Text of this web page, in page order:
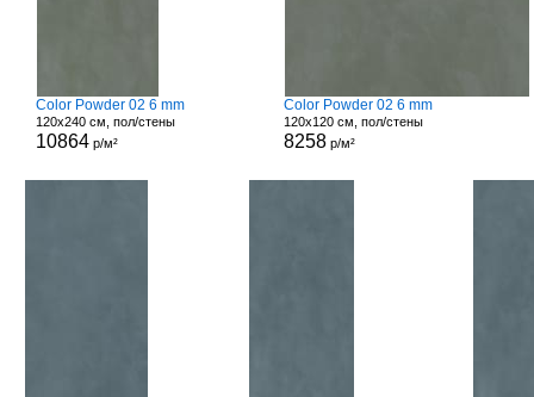
Color Powder 02 6 mm
120x240 см, пол/стены
10864 р/м²
Color Powder 02 6 mm
120x120 см, пол/стены
8258 р/м²